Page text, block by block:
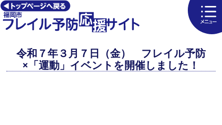
令和７年３月７日（金） フレイル予防
×「運動」イベントを開催しました！